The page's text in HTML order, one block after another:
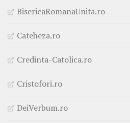
BisericaRomanaUnita.ro
Cateheza.ro
Credinta-Catolica.ro
Cristofori.ro
DeiVerbum.ro